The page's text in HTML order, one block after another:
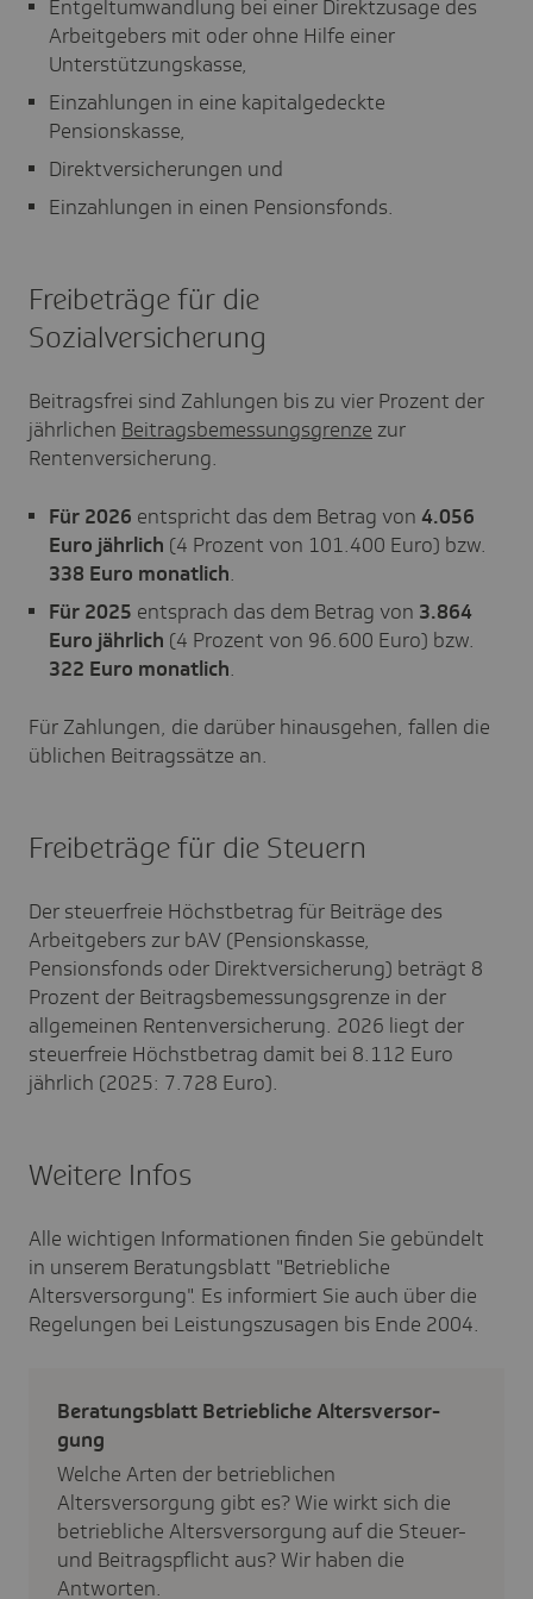
Entgeltumwandlung bei einer Direktzusage des
Arbeitgebers mit oder ohne Hilfe einer
Unterstützungskasse,
Einzahlungen in eine kapitalgedeckte
Pensionskasse,
Direktversicherungen und
Einzahlungen in einen Pensionsfonds.
Freibeträge für die
Sozialversicherung
Beitragsfrei sind Zahlungen bis zu vier Prozent der
jährlichen Beitragsbemessungsgrenze zur
Rentenversicherung.
Für 2026 entspricht das dem Betrag von 4.056
Euro jährlich (4 Prozent von 101.400 Euro) bzw.
338 Euro monatlich.
Für 2025 entsprach das dem Betrag von 3.864
Euro jährlich (4 Prozent von 96.600 Euro) bzw.
322 Euro monatlich.
Für Zahlungen, die darüber hinausgehen, fallen die
üblichen Beitragssätze an.
Freibeträge für die Steuern
Der steuerfreie Höchstbetrag für Beiträge des
Arbeitgebers zur bAV (Pensionskasse,
Pensionsfonds oder Direktversicherung) beträgt 8
Prozent der Beitragsbemessungsgrenze in der
allgemeinen Rentenversicherung. 2026 liegt der
steuerfreie Höchstbetrag damit bei 8.112 Euro
jährlich (2025: 7.728 Euro).
Weitere Infos
Alle wichtigen Informationen finden Sie gebündelt
in unserem Beratungsblatt "Betriebliche
Altersversorgung". Es informiert Sie auch über die
Regelungen bei Leistungszusagen bis Ende 2004.
Bera­tungs­blatt Betrieb­liche Alters­ver­sor­
gung
Welche Arten der betrieblichen
Altersversorgung gibt es? Wie wirkt sich die
betriebliche Altersversorgung auf die Steuer-
und Beitragspflicht aus? Wir haben die
Antworten.